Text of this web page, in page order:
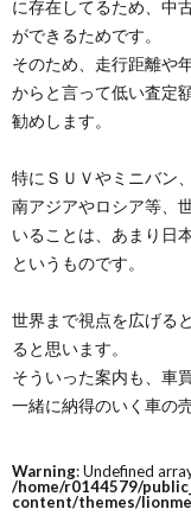
に存在してるため、中
ができるためです。
そのため、走行距離や
からと言って低い査定
勧めします。
特にＳＵＶやミニバン
南アジアやロシア等、
いることは、あまり日
というものです。
世界まで視点を広げる
ると思います。
そういった案内も、車
一緒に納得のいく車の
Warning: Undefined
/home/r0144579/
content/themes/